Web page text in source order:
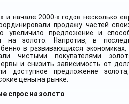
и начале 2000-х годов несколько
продажу частей
увеличило предложение и
на золото. Напротив, в
в развивающихся экономиках,
чистыми покупателями
и снизить зависимость от
доступное предложение
цены на рынке.
спрос на золото